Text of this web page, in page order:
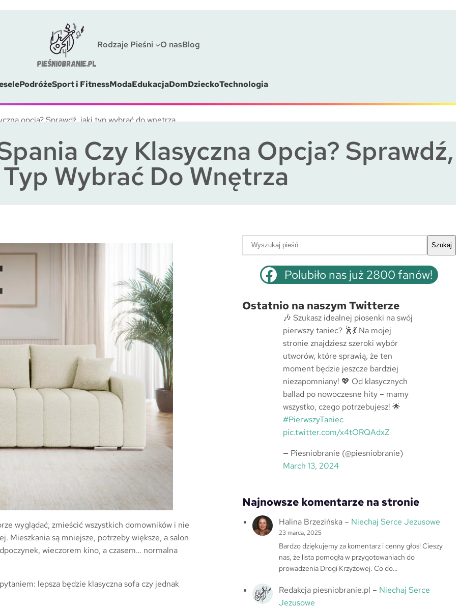
Rodzaje Pieśni
O nasBlog
PodróżeSport i FitnessModaEdukacjaDomDzieckoTechnologia
opcja? Sprawdź, jaki typ wybrać do wnętrza
Czy Klasyczna Opcja? Sprawdź,
Wybrać Do Wnętrza
wyglądać, zmieścić wszystkich domowników i nie
Mieszkania są mniejsze, potrzeby większe, a salon
wieczorem kino, a czasem… normalna
lepsza będzie klasyczna sofa czy jednak
z
j
Szukaj
Polubiło nas już 2800 fanów!
Ostatnio na naszym Twitterze
🎶 Szukasz idealnej piosenki na swój
pierwszy taniec? 🕺💃 Na mojej
stronie znajdziesz szeroki wybór
utworów, które sprawią, że ten
moment będzie jeszcze bardziej
niezapomniany! 💖 Od klasycznych
ballad po nowoczesne hity – mamy
wszystko, czego potrzebujesz! 🌟
#PierwszyTaniec
pic.twitter.com/x4tORQAdxZ
— Piesniobranie (@piesniobranie)
March 13, 2024
Najnowsze komentarze na stronie
Halina Brzezińska – Niechaj Serce Jezusowe
23 marca, 2025
Bardzo dziękujemy za komentarz i cenny głos! Cieszy
nas, że lista pomogła w przygotowaniach do
prowadzenia Drogi Krzyżowej. Co do…
Redakcja piesniobranie.pl – Niechaj Serce
Jezusowe